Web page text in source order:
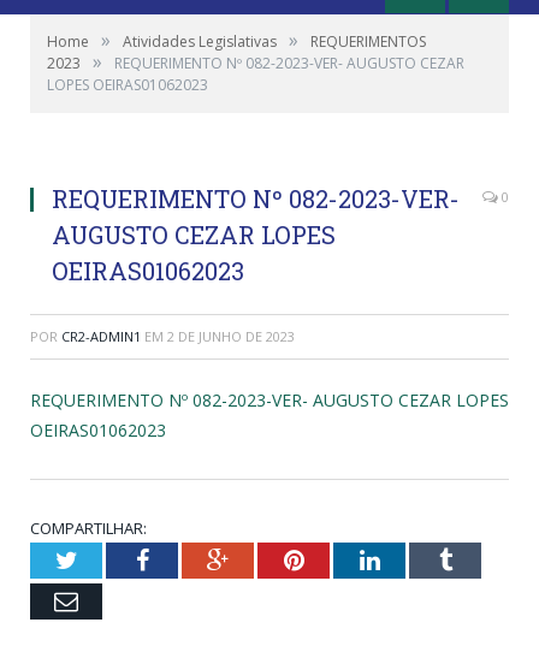
Home » Atividades Legislativas »
REQUERIMENTOS
2023
»
REQUERIMENTO Nº 082-2023-VER- AUGUSTO CEZAR
LOPES OEIRAS01062023
REQUERIMENTO Nº 082-2023-VER-
AUGUSTO CEZAR LOPES
OEIRAS01062023
0
POR CR2-ADMIN1 EM 2 DE JUNHO DE 2023
REQUERIMENTO Nº 082-2023-VER- AUGUSTO CEZAR LOPES
OEIRAS01062023
COMPARTILHAR:
TwitterFacebookGoogle+PinterestLinkedInTumblr
Email